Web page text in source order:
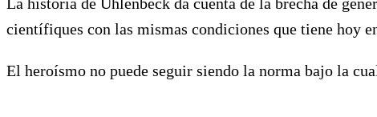
científiques con las mismas condiciones que tiene hoy
El heroísmo no puede seguir siendo la norma bajo la